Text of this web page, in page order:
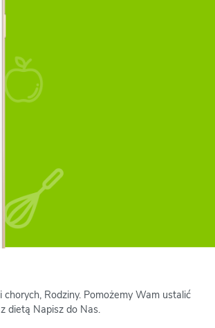
Rodziny. Pomożemy Wam ustalić
dietą Napisz do Nas.